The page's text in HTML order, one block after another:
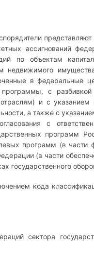
ассигнований
по объектам
недвижимого
в федеральные
с разбивкой
и с указанием
а также с
с
программ
программ (в части
(в части
государственного
кода
сектора